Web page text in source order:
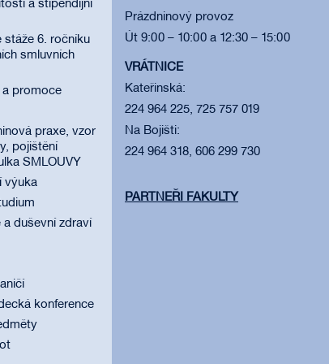
a stipendijní
stáže 6. ročníku
smluvních
promoce
praxe, vzor
pojištění
SMLOUVY
výuka
duševní zdraví
konference
Prázdninový provoz
Út 9:00 – 10:00 a 12:30 – 15:00
VRÁTNICE
Kateřinská:
224 964 225, 725 757 019
Na Bojišti:
224 964 318, 606 299 730
PARTNEŘI FAKULTY